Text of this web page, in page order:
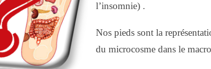
l’insomnie) .
Nos pieds sont la
du microcosme dans le